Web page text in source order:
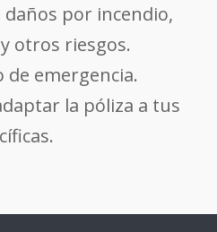
por incendio,
otros riesgos.
de emergencia.
la póliza a tus